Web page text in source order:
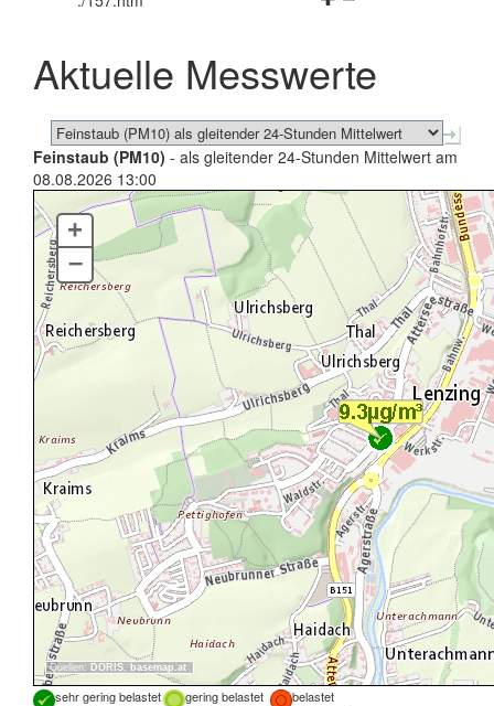
schließen
Aktuelle Messwerte
Feinstaub (PM10) - als gleitender 24-Stunden Mittelwert am
08.08.2026 13:00
Quellen: DORIS, basemap.at
+
–
sehr gering belastet gering belastet
belastet